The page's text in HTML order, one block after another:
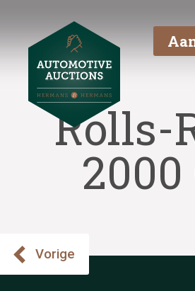
Rolls-
Vorige